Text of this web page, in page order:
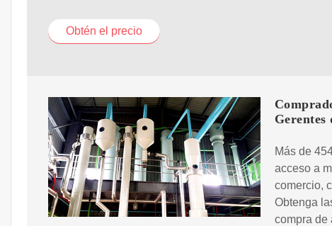
Obtén el precio
Gerentes
Más de
acceso a
comercio,
Obtenga
compra de